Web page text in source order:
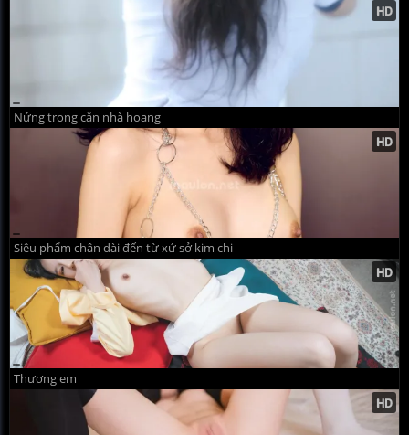
Nứng trong căn nhà hoang
Siêu phẩm chân dài đến từ xứ sở kim chi
Thương em